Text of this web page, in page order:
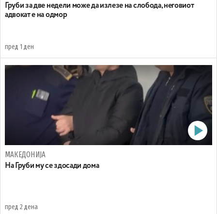
Груби за две недели може да излезе на слобода, неговиот
адвокат е на одмор
пред 1 ден
МАКЕДОНИЈА
На Груби му се здосади дома
пред 2 дена